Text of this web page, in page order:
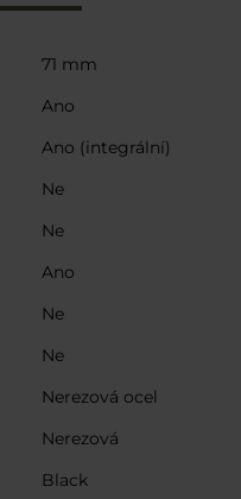
71 mm
Ano
Ano (integrální)
Ne
Ne
Ano
Ne
Ne
Nerezová ocel
Nerezová
Black